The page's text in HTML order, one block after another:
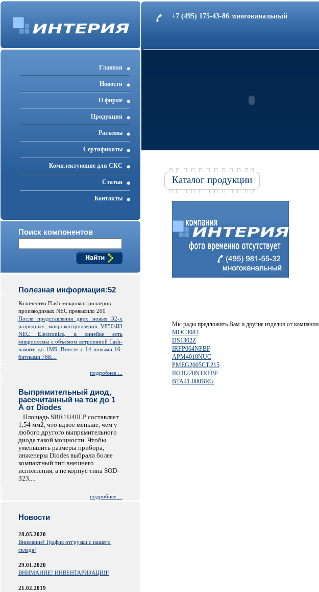
+7 (495) 175-43-86 многоканальный
Главная
Новости
О фирме
Продукция
Разъемы
Cертификаты
Комплектующие для СКС
Статьи
Контакты
Поиск компонентов
Полезная информация:52
Количество Flash-микроконтроллеров
производимых NEC превысило 200
После представления двух новых 32-х
разрядных микроконтроллеров V850/JJ3
NEC Electronics, в линейке есть
микросхемы с объёмом встроенной flash-
памяти до 1МБ. Вместе с 14 новыми 16-
битными 78K...
подробнее ...
Выпрямительный диод,
рассчитанный на ток до 1
А от Diodes
Площадь SBR1U40LP составляет
1,54 мм2, что вдвое меньше, чем у
любого другого выпрямительного
диода такой мощности. Чтобы
уменьшить размеры прибора,
инженеры Diodes выбрали более
компактный тип внешнего
исполнения, а не корпус типа SOD-
323,...
подробнее ...
Новости
28.05.2020
Внимание! График отгрузки с нашего
склада!
29.01.2020
ВНИМАНИЕ! ИНВЕНТАРИЗАЦИЯ!
21.02.2019
Каталог продукции
Мы рады предложить Вам и другие изделия от компании
MOC3083
DS1302Z
IRFP064NPBF
APM4010NUC
PMEG2005CT.215
IRFR220NTRPBF
BTA41-800BRG